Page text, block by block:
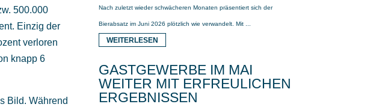
500.000
Einzig der
verloren
knapp 6
Bild. Während
Nach zuletzt wieder schwächeren Monaten präsentiert sich der
Bierabsatz im Juni 2026 plötzlich wie verwandelt. Mit ...
WEITERLESEN
GASTGEWERBE IM MAI
WEITER MIT ERFREULICHEN
ERGEBNISSEN